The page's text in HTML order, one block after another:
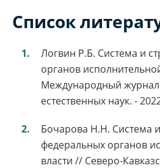
Список
Логвин Р.Б. Система и
органов
Международный
естественных наук. -
Бочарова Н.Н. Система и
федеральных органов
власти // Северо-